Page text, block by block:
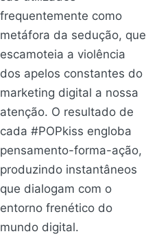
frequentemente como
metáfora da sedução, que
escamoteia a violência
dos apelos constantes do
marketing digital a nossa
atenção. O resultado de
cada #POPkiss engloba
pensamento-forma-ação,
produzindo instantâneos
que dialogam com o
entorno frenético do
mundo digital.